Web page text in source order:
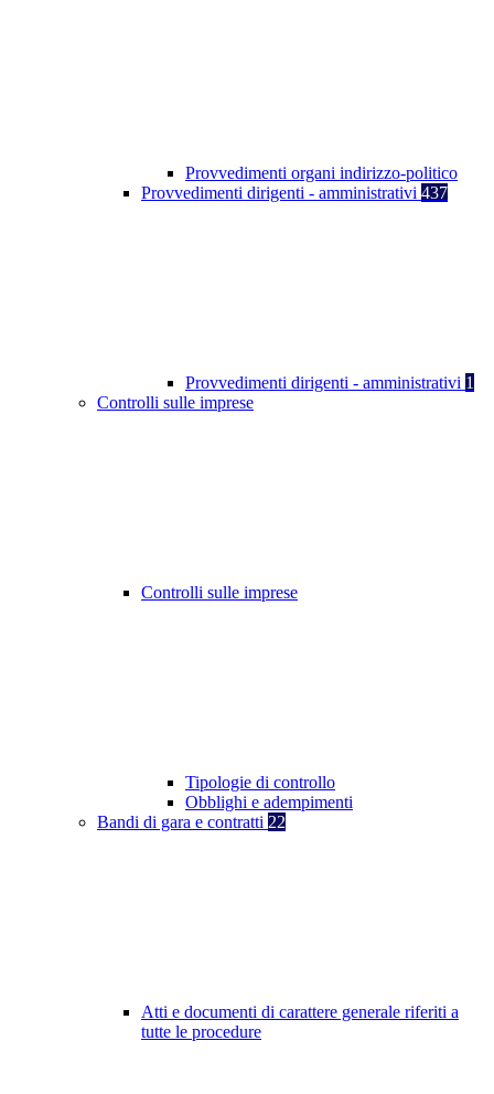
Provvedimenti organi indirizzo-politico
Provvedimenti dirigenti - amministrativi 437
Provvedimenti dirigenti - amministrativi 1
Controlli sulle imprese
Controlli sulle imprese
Tipologie di controllo
Obblighi e adempimenti
Bandi di gara e contratti 22
Atti e documenti di carattere generale riferiti a
tutte le procedure